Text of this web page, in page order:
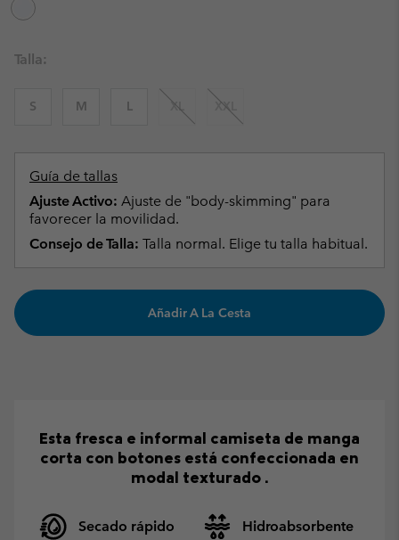
Talla:
S M L XL XXL
Guía de tallas
Ajuste Activo: Ajuste de "body-skimming" para
favorecer la movilidad.
Consejo de Talla: Talla normal. Elige tu talla habitual.
Añadir A La Cesta
Esta fresca e informal camiseta de manga
corta con botones está confeccionada en
modal texturado .
Secado rápido Hidroabsorbente